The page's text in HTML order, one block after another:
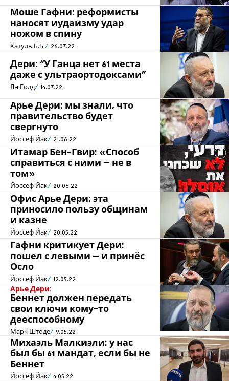
Моше Гафни: реформисты
наносят иудаизму удар
ножом в спину
Хатуль Б.Б. 26.07.22
Дери: “У Ганца нет 61 места
даже с ультраортодоксами”
Ян Голд 14.07.22
Арье Дери: мы знали, что
правительство будет
свергнуто
Йоссеф Йак 21.06.22
Итамар Бен-Гвир: «Способ
справиться с ними – не в
том»
Йоссеф Йак 20.06.22
Офис Арье Дери: эта
приносило пользу общинам
и казне
Йоссеф Йак 20.05.22
Гафни критикует Дери:
пошел с левыми – и принёс
Осло
Йоссеф Йак 12.05.22
Арье Дери:
Беннет должен передать
свои ключи кому-то
дееспособному
Марк Штоде 9.05.22
Михаэль Малкиэли: у нас
был бы 61 мандат, если бы не
Беннет
Йоссеф Йак 4.05.22